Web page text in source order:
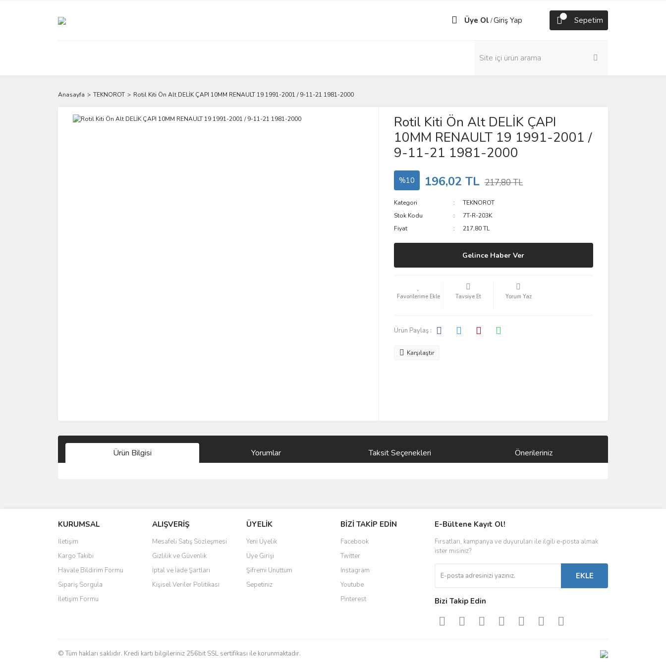
Üye Ol /Giriş Yap Sepetim
Anasayfa TEKNOROT Rotil Kiti Ön Alt DELİK ÇAPI 10MM RENAULT 19 1991-2001 / 9-11-21 1981-2000
Rotil Kiti Ön Alt DELİK ÇAPI
10MM RENAULT 19 1991-2001 /
9-11-21 1981-2000
%10 196,02 TL 217,80 TL
Kategori
TEKNOROT
Stok Kodu
7T-R-203K
Fiyat
217,80 TL
Gelince Haber Ver
Tavsiye Et Yorum Yaz
Ürün Paylaş :
Karşılaştır
Ürün Bilgisi Yorumlar Taksit Seçenekleri Önerileriniz
Ürün resmi kalitesiz, bozuk veya görüntülenemiyor.
Ürün açıklamasında eksik bilgiler bulunuyor.
Ürün bilgilerinde hatalar bulunuyor.
Ürün fiyatı diğer sitelerden daha pahalı.
Bu ürüne benzer farklı alternatifler olmalı.
KURUMSAL
İletişim
Kargo Takibi
Havale Bildirim Formu
Sipariş Sorgula
İletişim Formu
ALIŞVERİŞ
Mesafeli Satış Sözleşmesi
Gizlilik ve Güvenlik
İptal ve İade Şartları
Kişisel Veriler Politikası
ÜYELİK
Yeni Üyelik
Üye Girişi
Şifremi Unuttum
Sepetiniz
BİZİ TAKİP EDİN
Facebook
Twitter
Instagram
Youtube
Pinterest
E-Bültene Kayıt Ol!
Fırsatları, kampanya ve duyuruları ile ilgili e-posta almak
ister misiniz?
EKLE
Bizi Takip Edin
© Tüm hakları saklıdır. Kredi kartı bilgileriniz 256bit SSL sertifikası ile korunmaktadır.